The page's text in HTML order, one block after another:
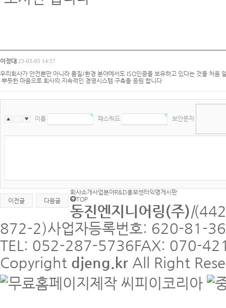
이정대 23-03-05 14:57
우리회사가 안전뿐만 아니라 품질/환경 분야에서도 ISO인증을 보유하고 있다는 것을 처음
뿌듯한 마음으로 회사의 지속적인 경영시스템 구축을 응원 합니다
▲ ▼ 이름 패스워드 보안문자
이전글 다음글
회사소개사업분야R&D홍보센터 익명게시판
TOP
동진엔지니어링(주)|
872-2)사업자등록번호: 620-81-
TEL: 052-287-5736FAX: 070-
Copyright djeng.kr All Right